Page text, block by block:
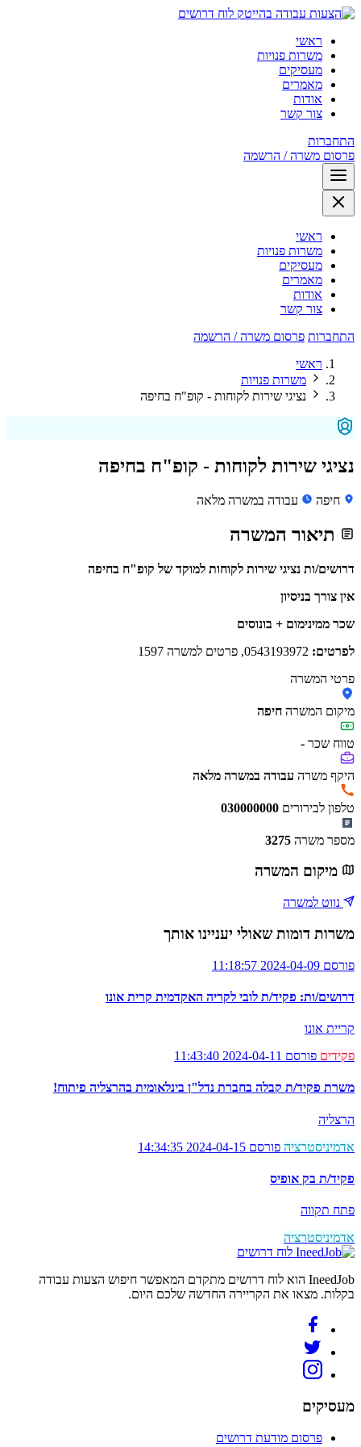
לוח דרושים
ראשי
משרות פנויות
מעסיקים
מאמרים
אודות
צור קשר
התחברות
פרסום משרה / הרשמה
ראשי
משרות פנויות
מעסיקים
מאמרים
אודות
צור קשר
התחברות פרסום משרה / הרשמה
ראשי
משרות פנויות
נציגי שירות לקוחות - קופ"ח בחיפה
נציגי שירות לקוחות - קופ"ח בחיפה
חיפה עבודה במשרה מלאה
תיאור המשרה
דרושים/ות נציגי שירות לקוחות למוקד של קופ"ח בחיפה
אין צורך בניסיון
שכר ממינימום + בונוסים
לפרטים:
פרטי המשרה
מיקום המשרה חיפה
טווח שכר -
היקף משרה עבודה במשרה מלאה
טלפון לבירורים 030000000
מספר משרה 3275
מיקום המשרה
נווט למשרה
משרות דומות שאולי יעניינו אותך
פורסם 2024-04-09 11:18:57
דרושים/ות: פקיד/ת לובי לקריה האקדמית קרית אונו
קריית אונו
פקידים פורסם 2024-04-11 11:43:40
משרת פקיד/ת קבלה בחברת נדל"ן בינלאומית בהרצליה פיתוח!
הרצליה
אדמיניסטרציה פורסם 2024-04-15 14:34:35
פקיד/ת בק אופיס
פתח תקווה
אדמיניסטרציה
לוח דרושים
IneedJob הוא לוח דרושים מתקדם המאפשר חיפוש הצעות עבודה
בקלות. מצאו את הקריירה החדשה שלכם היום.
מעסיקים
פרסום מודעת דרושים